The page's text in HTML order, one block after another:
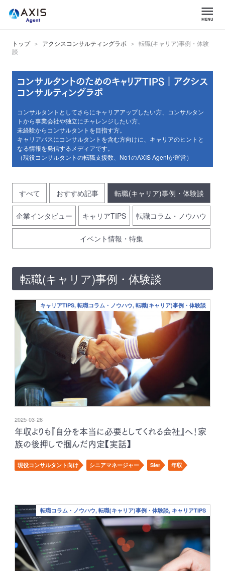
トップ アクシスコンサルティングラボ
転職(キャリア)事例・体験
談
コンサルタントのためのキャリアTIPS｜アクシス
コンサルティングラボ
コンサルタントとしてさらにキャリアアップしたい方、コンサルタン
トから事業会社や独立にチャレンジしたい方、
未経験からコンサルタントを目指す方。
キャリアパスにコンサルタントを含む方向けに、キャリアのヒントと
なる情報を発信するメディアです。
（現役コンサルタントの転職支援数、No1のAXIS Agentが運営）
すべて おすすめ記事 転職(キャリア)事例・体験談
企業インタビュー キャリアTIPS 転職コラム・ノウハウ
イベント情報・特集
転職(キャリア)事例・体験談
キャリアTIPS, 転職コラム・ノウハウ, 転職(キャリア)事例・体験談
2025-03-26
年収よりも『自分を本当に必要としてくれる会社』へ！家
族の後押しで掴んだ内定【実話】
現役コンサルタント向け シニアマネージャー SIer 年収
転職コラム・ノウハウ, 転職(キャリア)事例・体験談, キャリアTIPS